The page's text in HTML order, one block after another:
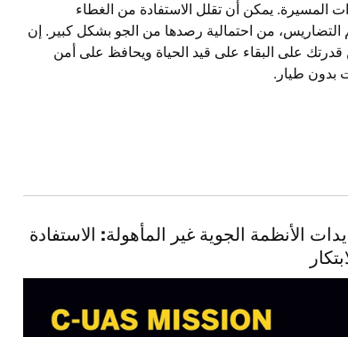
يمكن أن تقلل الاستفادة من الغطاء
التضاريس، من احتمالية رصدها من الجو بشكل كبير. إن
قدرتك على البقاء على قيد الحياة ويحافظ على أمن
بدون طيار.
الأنظمة الجوية غير المأهولة: الاستفادة